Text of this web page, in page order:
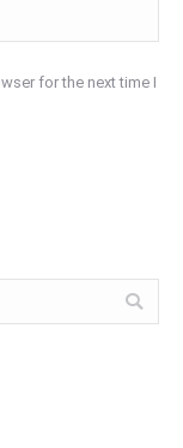
for the next time I